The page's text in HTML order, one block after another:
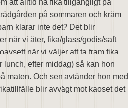
att alltid ha fika tillgängligt på
på sommaren och kräm
klarar inte det? Det blir
när vi äter, fika/glass/godis/saft
när vi väljer att ta fram fika
lunch, efter middag) så kan hon
maten. Och sen avtänder hon med
blir avvägt mot kaoset det